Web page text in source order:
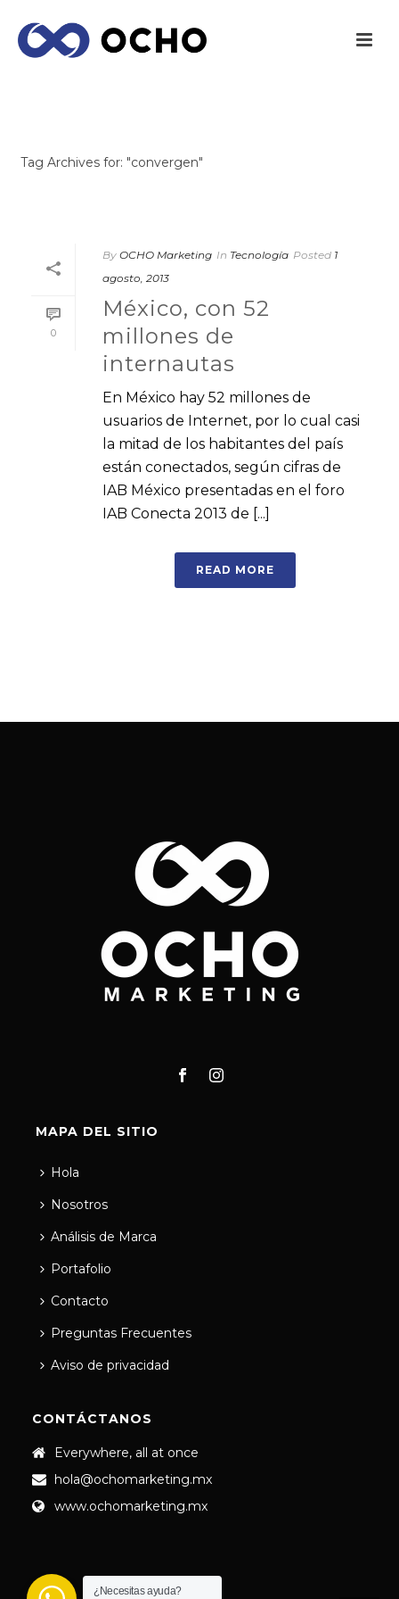
Tag Archives for: "convergen"
0
By OCHO Marketing In Tecnología Posted 1
agosto, 2013
México, con 52
millones de
internautas
En México hay 52 millones de
usuarios de Internet, por lo cual casi
la mitad de los habitantes del país
están conectados, según cifras de
IAB México presentadas en el foro
IAB Conecta 2013 de [...]
READ MORE
MAPA DEL SITIO
Hola
Nosotros
Análisis de Marca
Portafolio
Contacto
Preguntas Frecuentes
Aviso de privacidad
CONTÁCTANOS
Everywhere, all at once
hola@ochomarketing.mx
www.ochomarketing.mx
¿Necesitas ayuda?